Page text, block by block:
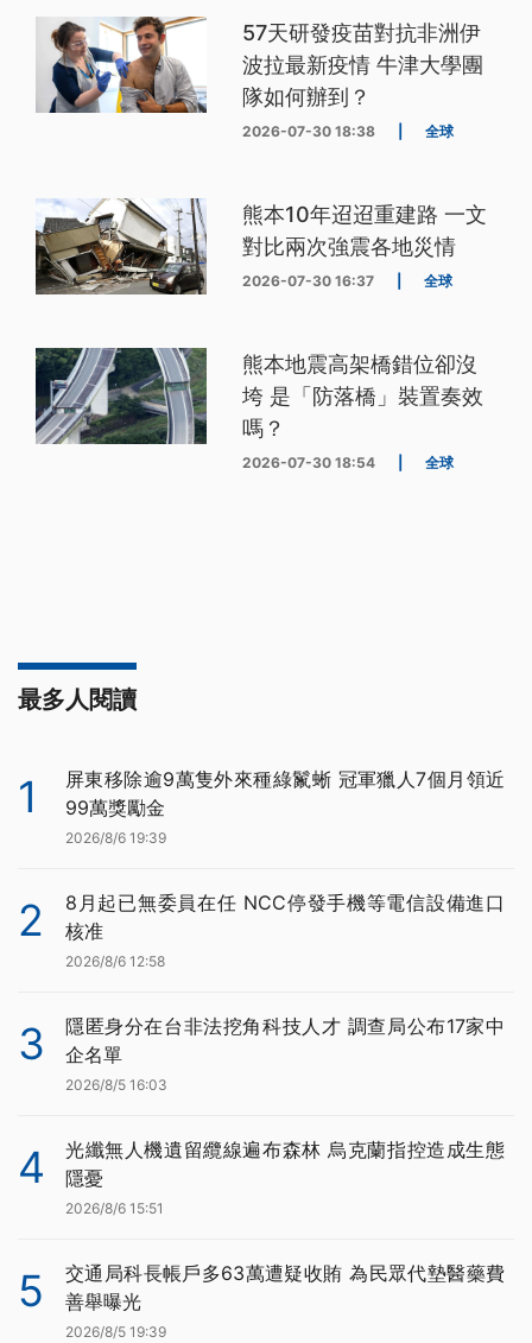
57天研發疫苗對抗非洲伊
波拉最新疫情 牛津大學團
隊如何辦到？
2026-07-30 18:38 全球
熊本10年迢迢重建路 一文
對比兩次強震各地災情
2026-07-30 16:37 全球
熊本地震高架橋錯位卻沒
垮 是「防落橋」裝置奏效
嗎？
2026-07-30 18:54 全球
最多人閱讀
1
屏東移除逾9萬隻外來種綠鬣蜥 冠軍獵人7個月領近
99萬獎勵金
2026/8/6 19:39
2
8月起已無委員在任 NCC停發手機等電信設備進口
核准
2026/8/6 12:58
3
隱匿身分在台非法挖角科技人才 調查局公布17家中
企名單
2026/8/5 16:03
4
光纖無人機遺留纜線遍布森林 烏克蘭指控造成生態
隱憂
2026/8/6 15:51
5
交通局科長帳戶多63萬遭疑收賄 為民眾代墊醫藥費
善舉曝光
2026/8/5 19:39